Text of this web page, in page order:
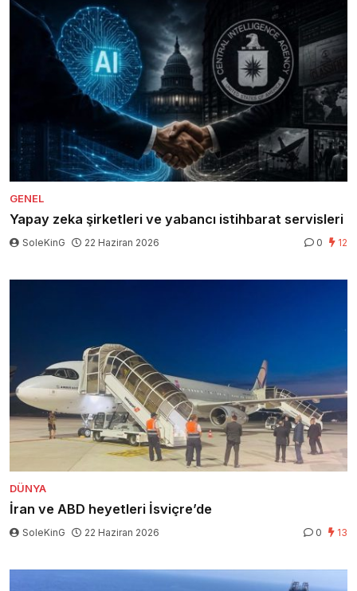
GENEL
Yapay zeka şirketleri ve yabancı istihbarat servisleri
SoleKinG 22 Haziran 2026 0 12
DÜNYA
İran ve ABD heyetleri İsviçre’de
SoleKinG 22 Haziran 2026 0 13